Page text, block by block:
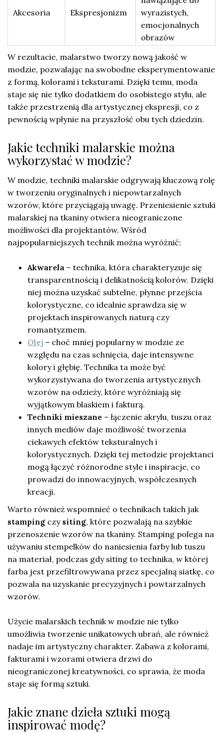
Akcesoria Ekspresjonizm
wyrazistych,
emocjonalnych
obrazów
W rezultacie, malarstwo tworzy nową jakość w
modzie, pozwalając na swobodne eksperymentowanie
z formą, kolorami i teksturami. Dzięki temu, moda
staje się nie tylko dodatkiem do osobistego stylu, ale
także przestrzenią dla artystycznej ekspresji, co z
pewnością wpłynie na przyszłość obu tych dziedzin.
Jakie techniki malarskie można
wykorzystać w modzie?
W modzie, techniki malarskie odgrywają kluczową rolę
w tworzeniu oryginalnych i niepowtarzalnych
wzorów, które przyciągają uwagę. Przeniesienie sztuki
malarskiej na tkaniny otwiera nieograniczone
możliwości dla projektantów. Wśród
najpopularniejszych technik można wyróżnić:
Akwarela – technika, która charakteryzuje się
transparentnością i delikatnością kolorów. Dzięki
niej można uzyskać subtelne, płynne przejścia
kolorystyczne, co idealnie sprawdza się w
projektach inspirowanych naturą czy
romantyzmem.
Olej – choć mniej popularny w modzie ze
względu na czas schnięcia, daje intensywne
kolory i głębię. Technika ta może być
wykorzystywana do tworzenia artystycznych
wzorów na odzieży, które wyróżniają się
wyjątkowym blaskiem i fakturą.
Techniki mieszane – łączenie akrylu, tuszu oraz
innych mediów daje możliwość tworzenia
ciekawych efektów teksturalnych i
kolorystycznych. Dzięki tej metodzie projektanci
mogą łączyć różnorodne style i inspiracje, co
prowadzi do innowacyjnych, współczesnych
kreacji.
Warto również wspomnieć o technikach takich jak
stamping czy siting, które pozwalają na szybkie
przenoszenie wzorów na tkaniny. Stamping polega na
używaniu stempelków do naniesienia farby lub tuszu
na materiał, podczas gdy siting to technika, w której
farba jest przefiltrowywana przez specjalną siatkę, co
pozwala na uzyskanie precyzyjnych i powtarzalnych
wzorów.
Użycie malarskich technik w modzie nie tylko
umożliwia tworzenie unikatowych ubrań, ale również
nadaje im artystyczny charakter. Zabawa z kolorami,
fakturami i wzorami otwiera drzwi do
nieograniczonej kreatywności, co sprawia, że moda
staje się formą sztuki.
Jakie znane dzieła sztuki mogą
inspirować modę?